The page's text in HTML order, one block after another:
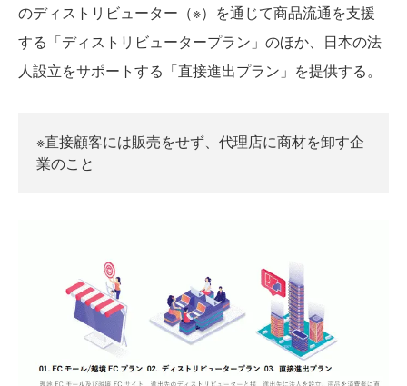
のディストリビューター（※）を通じて商品流通を支援
する「ディストリビュータープラン」のほか、日本の法
人設立をサポートする「直接進出プラン」を提供する。
※直接顧客には販売をせず、代理店に商材を卸す企
業のこと